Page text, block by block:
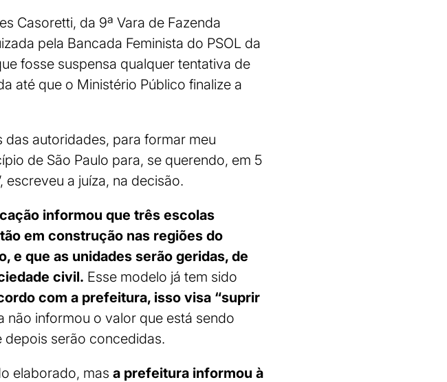
Casoretti, da 9ª Vara de Fazenda
pela Bancada Feminista do PSOL da
fosse suspensa qualquer tentativa de
até que o Ministério Público finalize a
das autoridades, para formar meu
de São Paulo para, se querendo, em 5
escreveu a juíza, na decisão.
informou que três escolas
em construção nas regiões do
e que as unidades serão geridas, de
civil. Esse modelo já tem sido
com a prefeitura, isso visa “suprir
não informou o valor que está sendo
serão concedidas.
elaborado, mas a prefeitura informou à